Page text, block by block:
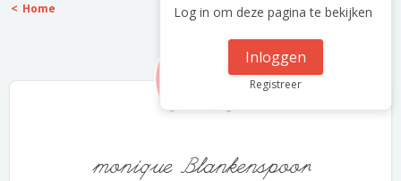
Meld je gratis aan
Log in om deze pagina te bekijken
Inloggen
Registreer
Home
monique Blankenspoor